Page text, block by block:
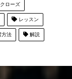
ローズ
レッスン
法 解説